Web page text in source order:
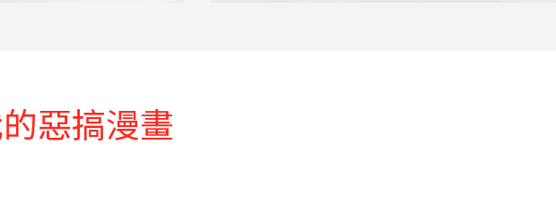
惡搞漫畫